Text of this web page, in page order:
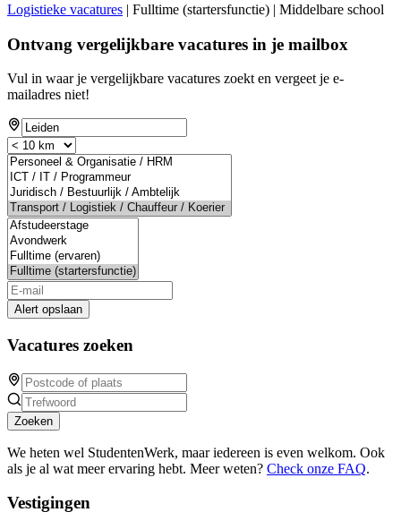
Logistieke vacatures | Fulltime (startersfunctie) | Middelbare school
Ontvang vergelijkbare vacatures in je mailbox
Vul in waar je vergelijkbare vacatures zoekt en vergeet je e-
mailadres niet!
Alert opslaan
Vacatures zoeken
Zoeken
We heten wel StudentenWerk, maar iedereen is even welkom. Ook
als je al wat meer ervaring hebt. Meer weten? Check onze FAQ.
Vestigingen